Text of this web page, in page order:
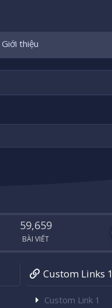
Giới thiệu
59,659
BÀI VIẾT
Custom Links 1
Custom Link 1